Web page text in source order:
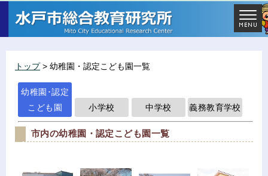
トップ> 幼稚園・認定こども園一覧
幼稚園･認定
こども園
小学校 中学校 義務教育学校
市内の幼稚園・認定こども園一覧